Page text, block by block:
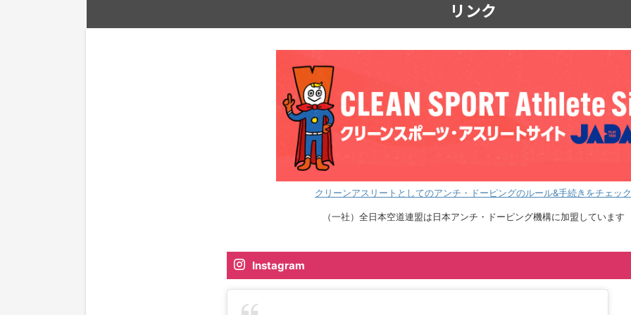
リンク
クリーンアスリートとしてのアンチ・ドーピングのルール&手続きをチェック
（一社）全日本空道連盟は日本アンチ・ドーピング機構に加盟しています
Instagram